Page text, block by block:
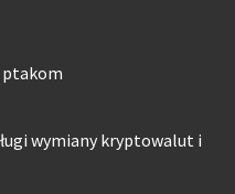
ptakom
wymiany kryptowalut i